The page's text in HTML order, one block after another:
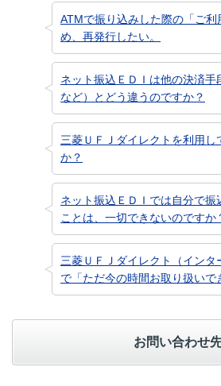
ATMで振り込みした際の「ご
め、再発行したい。
ネット振込ＥＤＩは他の決済手
など）とどう違うのですか？
三菱ＵＦＪダイレクトを利用し
か？
ネット振込ＥＤＩでは自分で振
ことは、一切できないのですか
三菱ＵＦＪダイレクト（インタ
で「ただ今の時間お取り扱いで
お問い合わせ